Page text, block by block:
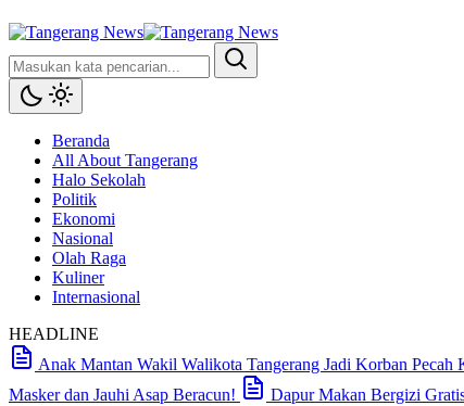
Beranda
All About Tangerang
Halo Sekolah
Politik
Ekonomi
Nasional
Olah Raga
Kuliner
Internasional
HEADLINE
Anak Mantan Wakil Walikota Tangerang Jadi Korban
Masker dan Jauhi Asap Beracun!
Dapur Makan Bergizi